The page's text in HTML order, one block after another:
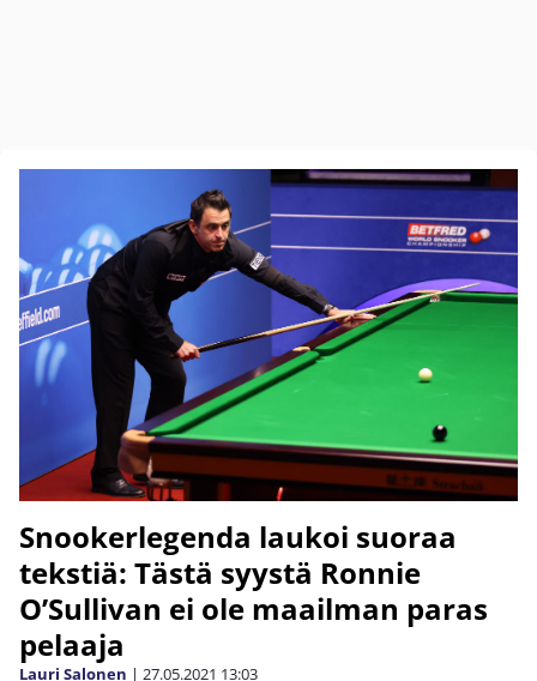
Snookerlegenda laukoi suoraa
tekstiä: Tästä syystä Ronnie
O’Sullivan ei ole maailman paras
pelaaja
Lauri Salonen | 27.05.2021 13:03